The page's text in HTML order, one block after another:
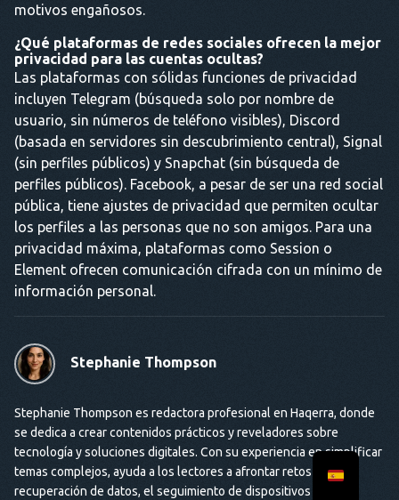
motivos engañosos.
¿Qué plataformas de redes sociales ofrecen la mejor
privacidad para las cuentas ocultas?
Las plataformas con sólidas funciones de privacidad
incluyen Telegram (búsqueda solo por nombre de
usuario, sin números de teléfono visibles), Discord
(basada en servidores sin descubrimiento central), Signal
(sin perfiles públicos) y Snapchat (sin búsqueda de
perfiles públicos). Facebook, a pesar de ser una red social
pública, tiene ajustes de privacidad que permiten ocultar
los perfiles a las personas que no son amigos. Para una
privacidad máxima, plataformas como Session o
Element ofrecen comunicación cifrada con un mínimo de
información personal.
Stephanie Thompson
Stephanie Thompson es redactora profesional en Haqerra, donde
se dedica a crear contenidos prácticos y reveladores sobre
tecnología y soluciones digitales. Con su experiencia en simplificar
temas complejos, ayuda a los lectores a afrontar retos como la
recuperación de datos, el seguimiento de dispositivos y mucho